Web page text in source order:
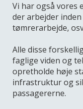
Vi har også vores
der arbejder
tømrerarbejde,
Alle disse
faglige viden og
opretholde høje
infrastruktur og
passagererne.